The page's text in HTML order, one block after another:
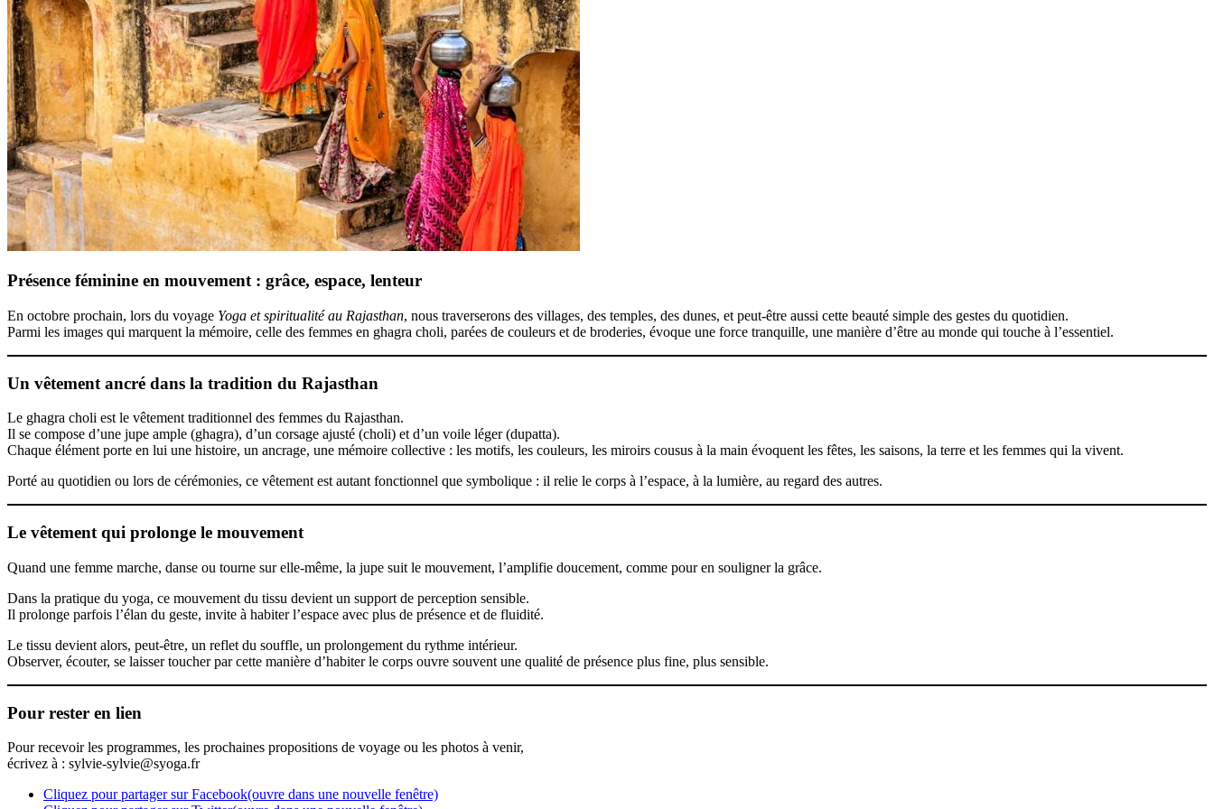
Présence féminine en mouvement : grâce, espace, lenteur
En octobre prochain, lors du voyage Yoga et spiritualité au Rajasthan, nous traverserons des villages, des temples, des dunes, et peut-être aussi cette beauté simple des gestes du quotidien.
Parmi les images qui marquent la mémoire, celle des femmes en ghagra choli, parées de couleurs et de broderies, évoque une force tranquille, une manière d’être au monde qui touche à l’essentiel.
Un vêtement ancré dans la tradition du Rajasthan
Le ghagra choli est le vêtement traditionnel des femmes du Rajasthan.
Il se compose d’une jupe ample (ghagra), d’un corsage ajusté (choli) et d’un voile léger (dupatta).
Chaque élément porte en lui une histoire, un ancrage, une mémoire collective : les motifs, les couleurs, les miroirs cousus à la main évoquent les fêtes, les saisons, la terre et les femmes qui la vivent.
Porté au quotidien ou lors de cérémonies, ce vêtement est autant fonctionnel que symbolique : il relie le corps à l’espace, à la lumière, au regard des autres.
Le vêtement qui prolonge le mouvement
Quand une femme marche, danse ou tourne sur elle-même, la jupe suit le mouvement, l’amplifie doucement, comme pour en souligner la grâce.
Dans la pratique du yoga, ce mouvement du tissu devient un support de perception sensible.
Il prolonge parfois l’élan du geste, invite à habiter l’espace avec plus de présence et de fluidité.
Le tissu devient alors, peut-être, un reflet du souffle, un prolongement du rythme intérieur.
Observer, écouter, se laisser toucher par cette manière d’habiter le corps ouvre souvent une qualité de présence plus fine, plus sensible.
Pour rester en lien
Pour recevoir les programmes, les prochaines propositions de voyage ou les photos à venir,
écrivez à : sylvie-sylvie@syoga.fr
Cliquez pour partager sur Facebook(ouvre dans une nouvelle fenêtre)